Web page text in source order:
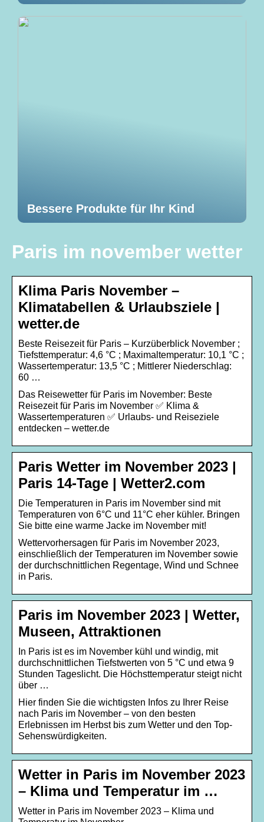
Bessere Produkte für Ihr Kind
Paris im november wetter
Klima Paris November –
Klimatabellen & Urlaubsziele |
wetter.de
Beste Reisezeit für Paris – Kurzüberblick November ;
Tiefsttemperatur: 4,6 °C ; Maximaltemperatur: 10,1 °C ;
Wassertemperatur: 13,5 °C ; Mittlerer Niederschlag:
60 …
Das Reisewetter für Paris im November: Beste
Reisezeit für Paris im November ✅ Klima &
Wassertemperaturen ✅ Urlaubs- und Reiseziele
entdecken – wetter.de
Paris Wetter im November 2023 |
Paris 14-Tage | Wetter2.com
Die Temperaturen in Paris im November sind mit
Temperaturen von 6°C und 11°C eher kühler. Bringen
Sie bitte eine warme Jacke im November mit!
Wettervorhersagen für Paris im November 2023,
einschließlich der Temperaturen im November sowie
der durchschnittlichen Regentage, Wind und Schnee
in Paris.
Paris im November 2023 | Wetter,
Museen, Attraktionen
In Paris ist es im November kühl und windig, mit
durchschnittlichen Tiefstwerten von 5 °C und etwa 9
Stunden Tageslicht. Die Höchsttemperatur steigt nicht
über …
Hier finden Sie die wichtigsten Infos zu Ihrer Reise
nach Paris im November – von den besten
Erlebnissen im Herbst bis zum Wetter und den Top-
Sehenswürdigkeiten.
Wetter in Paris im November 2023
– Klima und Temperatur im …
Wetter in Paris im November 2023 – Klima und